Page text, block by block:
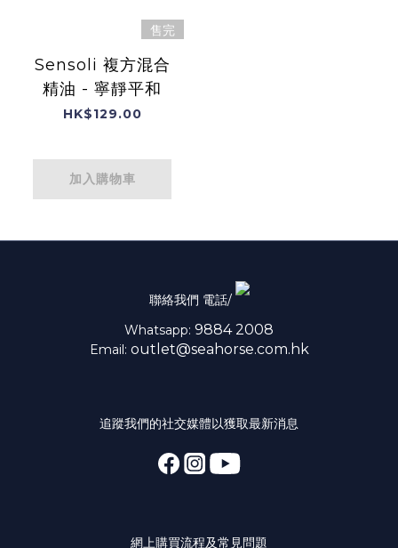
售完
Sensoli 複方混合
精油 - 寧靜平和
HK$129.00
加入購物車
聯絡我們 電話/
Whatsapp: 9884 2008
Email: outlet@seahorse.com.hk
追蹤我們的社交媒體以獲取最新消息
網上購買流程及常見問題